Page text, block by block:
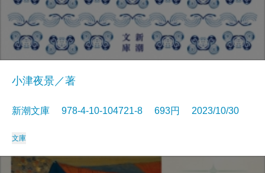
小津夜景／著
新潮文庫 978-4-10-104721-8 693円 2023/10/30
文庫